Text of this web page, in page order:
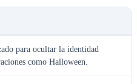
para ocultar la identidad
como Halloween.